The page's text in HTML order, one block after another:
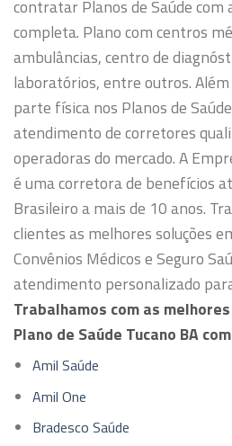
contratar Planos de Saúde com
completa. Plano com centros
ambulâncias, centro de
laboratórios, entre outros.
parte física nos Planos de
atendimento de corretores
operadoras do mercado.A
é uma corretora de benefícios
Brasileiro a mais de 10 anos.
clientes as melhores soluções
Convênios Médicos e Seguro
atendimento personalizado
Trabalhamos com as
Plano de Saúde Tucano BA
Amil Saúde
Amil One
Bradesco Saúde